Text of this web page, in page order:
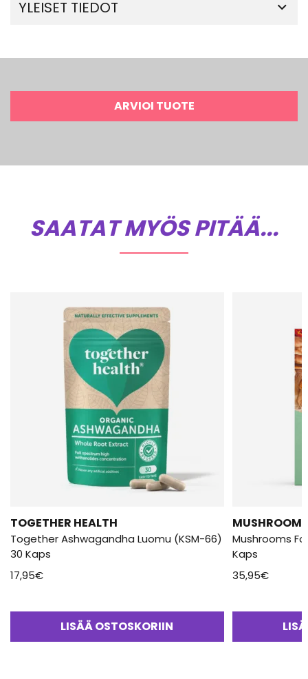
YLEISET TIEDOT
ARVIOI TUOTE
SAATAT MYÖS PITÄÄ...
TOGETHER HEALTH
Together Ashwagandha Luomu (KSM-66)
30 Kaps
17,95€
LISÄÄ OSTOSKORIIN
Mushrooms
Kaps
35,95€